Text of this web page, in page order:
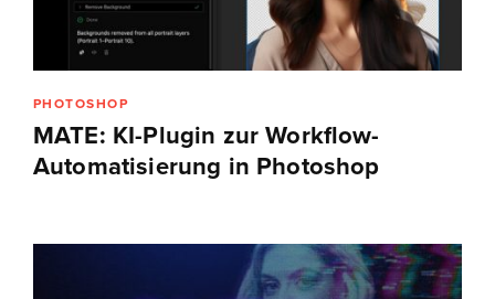
PHOTOSHOP
MATE: KI-Plugin zur Workflow-
Automatisierung in Photoshop